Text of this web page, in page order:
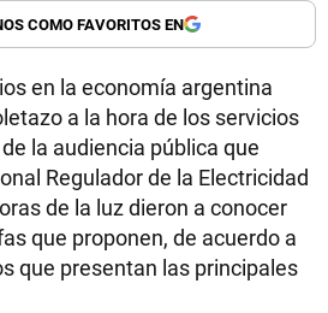
COMO FAVORITOS EN
en la economía argentina
a la hora de los servicios
la audiencia pública que
Regulador de la Electricidad
de la luz dieron a conocer
que proponen, de acuerdo a
que presentan las principales